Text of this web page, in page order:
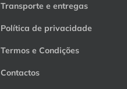
Transporte e entregas
Política de privacidade
Termos e Condições
Contactos